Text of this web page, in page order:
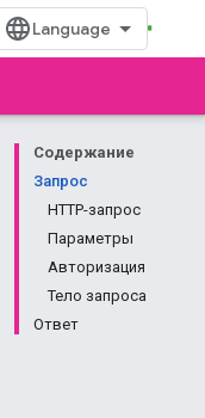
Содержание
Запрос
HTTP-запрос
Параметры
Авторизация
Тело запроса
Ответ